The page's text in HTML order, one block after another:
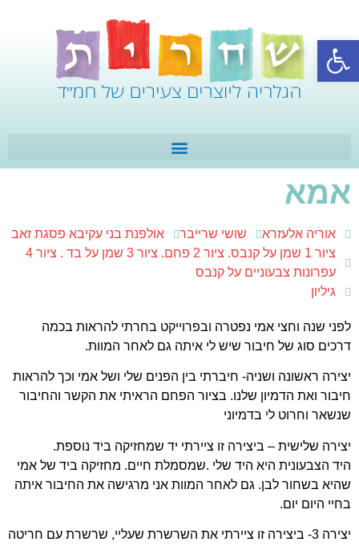
פתח סרגל נגישות
אמא
אוריה אלעזרא שושי שרייבר
אולפנת בני עקיבא פסגת זאב
ציור 1 שמן על קנבס. ציור 2 פחם. ציור 3 שמן על בד . ציור 4
עפרונות צבעוניים על קנבס
גיליון
לפני שנה וחצי אמי נפטרה ובפרוייקט בחרתי להראות בכמה
דרכים סוג של חיבור שיש לי איתה גם לאחר המוות.
יצירה ראשונה ושניה- חיברתי בין הפנים שלי ושל אמי וכך להראות
חיבור ואת הדמיון שלנו. בציור הפחם הראיתי את הקשר והחיבור
שנשאר וחרוט לי בדמיוני
יצירה שלישית – ביצירה זו ציירתי יד שמחזיקה ביד נוספת.
היד הצבעונית היא היד שלי .שמסמלת חיים. מחזיקה ביד של אמי
שהיא בשחור לבן. גם לאחר המוות אני מרגישה את החיבור איתה
בחיי היום יום.
יצירה 3- ביצירה זו ציירתי את השרשרת שעליי, שרשרת עם חריטה